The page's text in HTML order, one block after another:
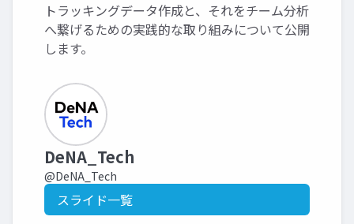
トラッキングデータ作成と、それをチーム分析
へ繋げるための実践的な取り組みについて公開
します。
DeNA_Tech
@DeNA_Tech
スライド一覧